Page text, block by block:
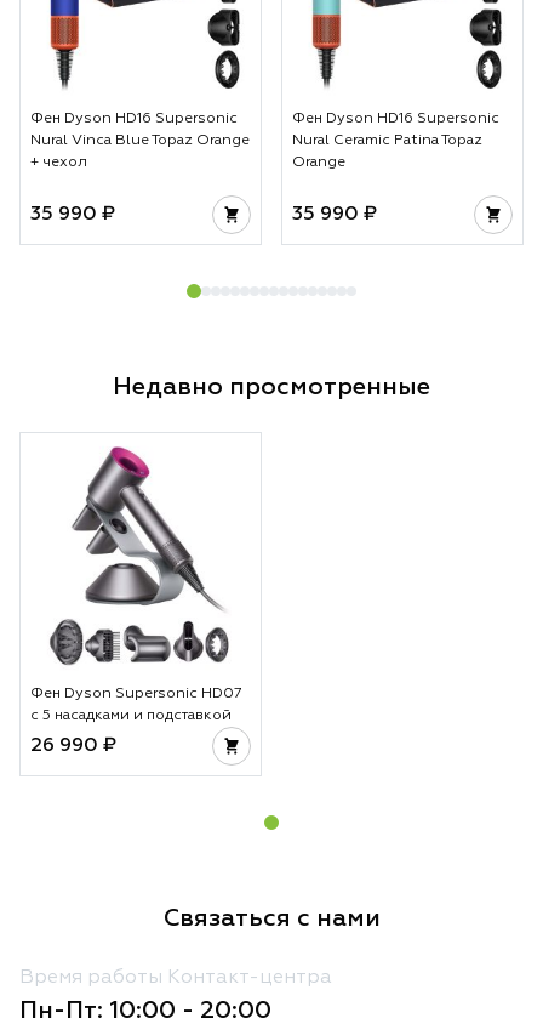
Фен Dyson HD16 Supersonic
Nural Vinca Blue Topaz Orange
+ чехол
35 990 ₽
Фен Dyson HD16 Supersonic
Nural Ceramic Patina Topaz
Orange
35 990 ₽
Недавно просмотренные
Фен Dyson Supersonic HD07
с 5 насадками и подставкой
26 990 ₽
Связаться с нами
Время работы Контакт-центра
Пн-Пт: 10:00 - 20:00